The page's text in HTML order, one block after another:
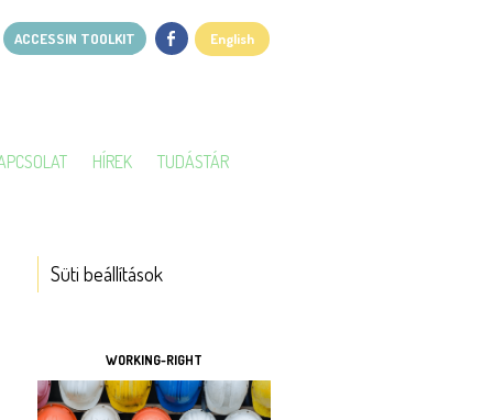
ACCESSIN TOOLKIT English
HÍREK TUDÁSTÁR
ESZKÖZÖK
Süti beállítások
WORKING-RIGHT